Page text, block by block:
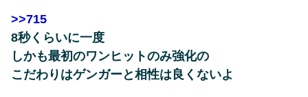
>>715
8秒くらいに一度
しかも最初のワンヒットのみ強化の
こだわりはゲンガーと相性は良くないよ